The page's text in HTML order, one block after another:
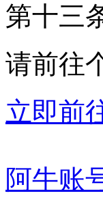
第十三
请前往
立即前
阿牛账